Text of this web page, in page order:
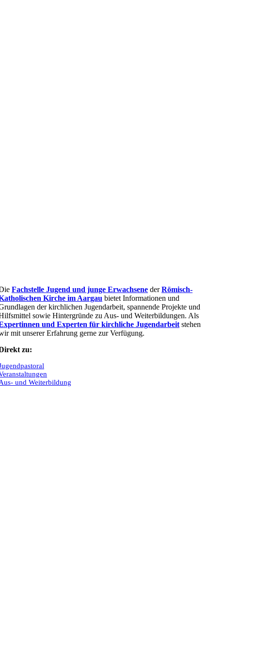
Fachstelle Jugend und junge Erwachsene derRömisch-
Kirche im Aargau bietet Informationen und
der kirchlichen Jugendarbeit, spannende Projekte und
sowie Hintergründe zu Aus- und Weiterbildungen. Als
und Experten für kirchliche Jugendarbeit stehen
mit unserer Erfahrung gerne zur Verfügung.
zu:
und Weiterbildung